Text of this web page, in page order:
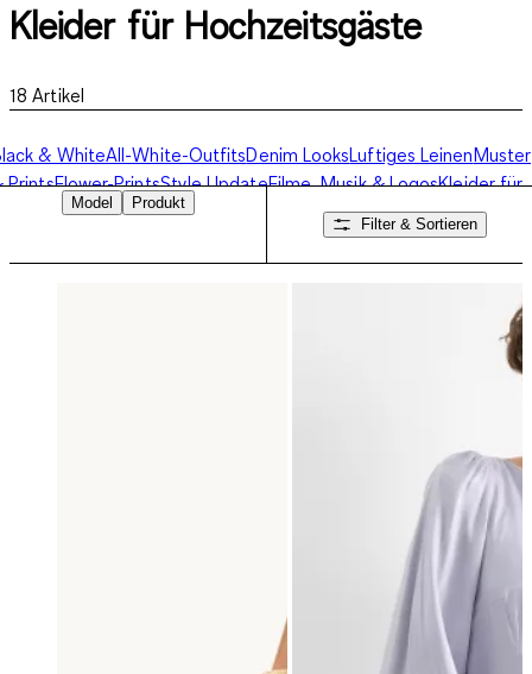
Kleider für Hochzeitsgäste
18 Artikel
& WhiteAll-White-OutfitsDenim LooksLuftiges LeinenMuster
PrintsFlower-PrintsStyle UpdateFilme, Musik & LogosKleider für
Model
Produkt
Filter & Sortieren